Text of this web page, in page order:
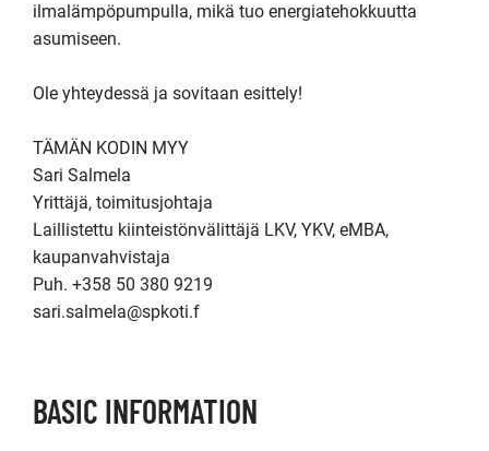
ilmalämpöpumpulla, mikä tuo energiatehokkuutta
asumiseen.
Ole yhteydessä ja sovitaan esittely!
TÄMÄN KODIN MYY
Sari Salmela
Yrittäjä, toimitusjohtaja
Laillistettu kiinteistönvälittäjä LKV, YKV, eMBA,
kaupanvahvistaja
Puh. +358 50 380 9219
sari.salmela@spkoti.f
BASIC INFORMATION